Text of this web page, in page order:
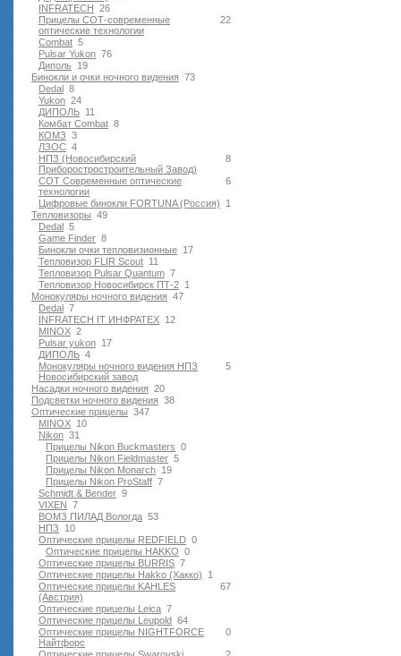
26
INFRATECH
22
Прицелы СОТ-современные
оптические технологии
5
Combat
76
Pulsar Yukon
19
Диполь
73
Бинокли и очки ночного видения
8
Dedal
24
Yukon
11
ДИПОЛЬ
8
Комбат Combat
3
КОМЗ
4
ЛЗОС
8
НПЗ (Новосибирский
Приборостростроительный Завод)
6
СОТ Современные оптические
технологии
1
Цифровые бинокли FORTUNA (Россия)
49
Тепловизоры
5
Dedal
8
Game Finder
17
Бинокли очки тепловизионные
11
Тепловизор FLIR Scout
7
Тепловизор Pulsar Quantum
1
Тепловизор Новосибирск ПТ-2
47
Монокуляры ночного видения
7
Dedal
12
INFRATECH IT ИНФРАТЕХ
2
MINOX
17
Pulsar yukon
4
ДИПОЛЬ
5
Монокуляры ночного видения НПЗ
Новосибирский завод
20
Насадки ночного видения
38
Подсветки ночного видения
347
Оптические прицелы
10
MINOX
31
Nikon
0
Прицелы Nikon Buckmasters
5
Прицелы Nikon Fieldmaster
19
Прицелы Nikon Monarch
7
Прицелы Nikon ProStaff
9
Schmidt & Bender
7
VIXEN
53
ВОМЗ ПИЛАД Вологда
10
НПЗ
0
Оптические прицелы REDFIELD
0
Оптические прицелы HAKKO
7
Оптические прицелы BURRIS
1
Оптические прицелы Hakko (Хакко)
67
Оптические прицелы KAHLES
(Австрия)
7
Оптические прицелы Leica
64
Оптические прицелы Leupold
0
Оптические прицелы NIGHTFORCE
Найтфорс